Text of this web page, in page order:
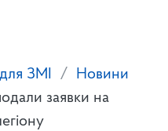
ЗМІ
Новини
заявки на